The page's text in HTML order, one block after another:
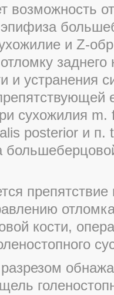
возможность
эпифиза
и Z-
и устранения
сухожилия
posterior и п.
кости,